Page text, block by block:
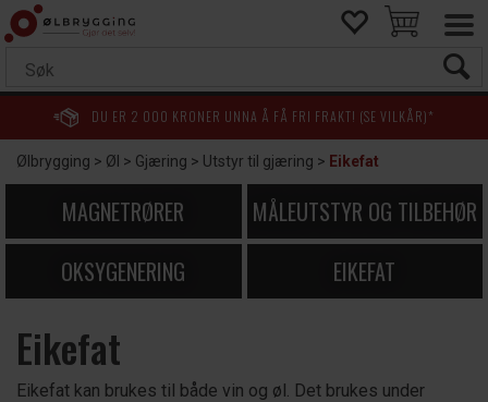
DU ER 2 000 KRONER UNNA Å FÅ FRI FRAKT! (SE VILKÅR)*
Ølbrygging>Øl >Gjæring>Utstyr til gjæring> Eikefat
MAGNETRØRER
MÅLEUTSTYR OG TILBEHØR
OKSYGENERING
EIKEFAT
Eikefat
Eikefat kan brukes til både vin og øl. Det brukes under